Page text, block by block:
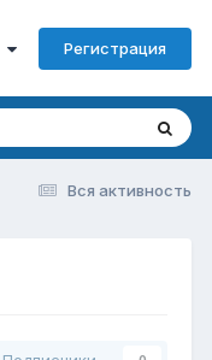
Регистрация
Вся активность